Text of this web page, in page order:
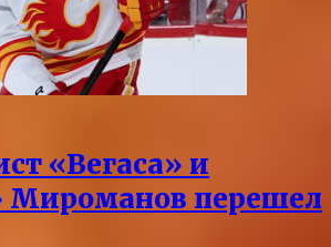
«Вегаса» и
Мироманов перешел